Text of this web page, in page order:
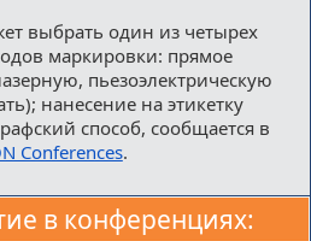
выбрать один из четырех
маркировки: прямое
пьезоэлектрическую
нанесение на этикетку
способ, сообщается в
Conferences.
в конференциях: